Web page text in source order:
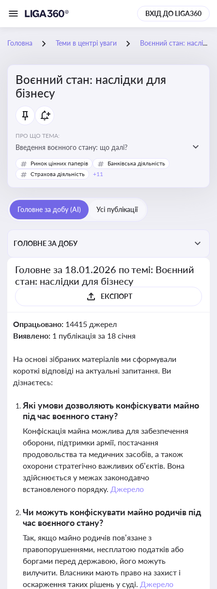
ВХІД ДО LIGA360
Головна Теми в центрі уваги Воєнний стан: наслідки для бізнесу
Воєнний стан: наслідки для
бізнесу
ПРО ЩО ТЕМА:
Введення воєнного стану: що далі?
Ринок цінних паперів
Банківська діяльність
Страхова діяльність
+11
Головне за добу (AI) Усі публікації
ГОЛОВНЕ ЗА ДОБУ
Головне за 18.01.2026 по темі: Воєнний
стан: наслідки для бізнесу
ЕКСПОРТ
Опрацьовано: 14415 джерел
Виявлено: 1 публікація за 18 січня
На основі зібраних матеріалів ми сформували
короткі відповіді на актуальні запитання. Ви
дізнаєтесь:
Які умови дозволяють конфіскувати майно
під час воєнного стану?
Конфіскація майна можлива для забезпечення
оборони, підтримки армії, постачання
продовольства та медичних засобів, а також
охорони стратегічно важливих об’єктів. Вона
здійснюється у межах законодавчо
встановленого порядку. Джерело
Чи можуть конфіскувати майно родичів під
час воєнного стану?
Так, якщо майно родичів пов’язане з
правопорушеннями, несплатою податків або
боргами перед державою, його можуть
вилучити. Власники мають право на захист і
оскарження таких рішень у суді. Джерело